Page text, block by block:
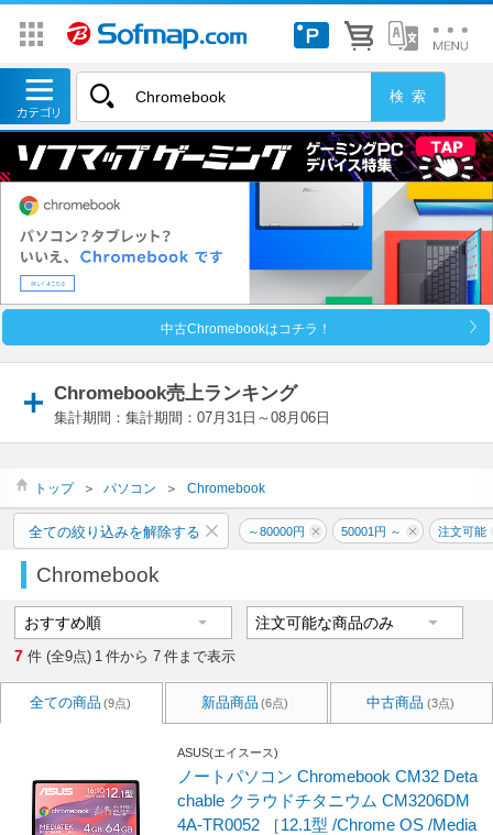
中古Chromebookはコチラ！
Chromebook売上ランキング
集計期間：集計期間：07月31日～08月06日
トップ ＞ パソコン ＞ Chromebook
全ての絞り込みを解除する ～80000円 50001円 ～ 注文可能
Chromebook
7 件 (全9点) 1 件から 7 件まで表示
全ての商品 (9点) 新品商品 (6点) 中古商品 (3点)
ASUS(エイスース)
ノートパソコン Chromebook CM32 Deta
chable クラウドチタニウム CM3206DM
4A-TR0052 ［12.1型 /Chrome OS /Media